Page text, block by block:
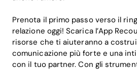
Prenota il primo passo verso il
relazione oggi! Scarica l’App
risorse che ti aiuteranno a
comunicazione più forte e una
con il tuo partner. Con gli